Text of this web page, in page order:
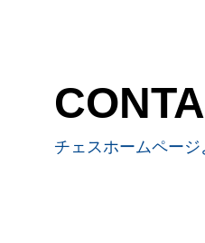
チェスホームペー